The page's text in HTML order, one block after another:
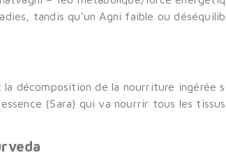
tandis qu’un Agni faible ou
décomposition de la nourriture ingérée
(Sara) qui va nourrir tous les